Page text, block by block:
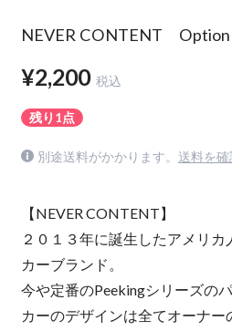
NEVER CONTENT Option
¥2,200 税込
残り1点
別途送料がかかります。 送料を確
【NEVER CONTENT】
２０１３年に誕生したアメリ
カーブランド。
今や定番のPeekingシリーズの
カーのデザインは全てオーナー